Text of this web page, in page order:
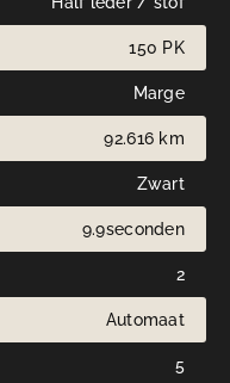
150 PK
Marge
92.616 km
Zwart
9.9seconden
2
Automaat
5